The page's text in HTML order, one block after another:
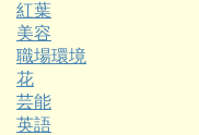
紅葉
美容
職場環境
花
芸能
英語